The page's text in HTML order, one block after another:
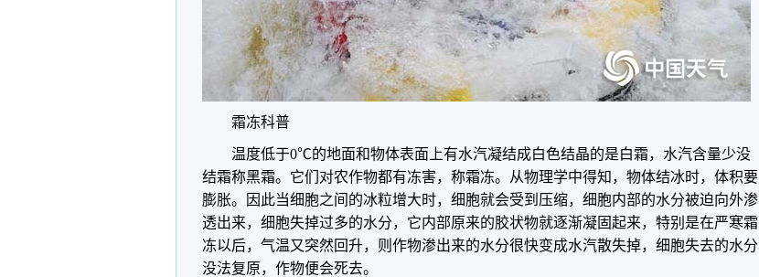
霜冻科普
温度低于0℃的地面和物体表面上有水汽凝结成白色结晶的是白霜，水汽含量少没
结霜称黑霜。它们对农作物都有冻害，称霜冻。从物理学中得知，物体结冰时，体积要
膨胀。因此当细胞之间的冰粒增大时，细胞就会受到压缩，细胞内部的水分被迫向外渗
透出来，细胞失掉过多的水分，它内部原来的胶状物就逐渐凝固起来，特别是在严寒霜
冻以后，气温又突然回升，则作物渗出来的水分很快变成水汽散失掉，细胞失去的水分
没法复原，作物便会死去。